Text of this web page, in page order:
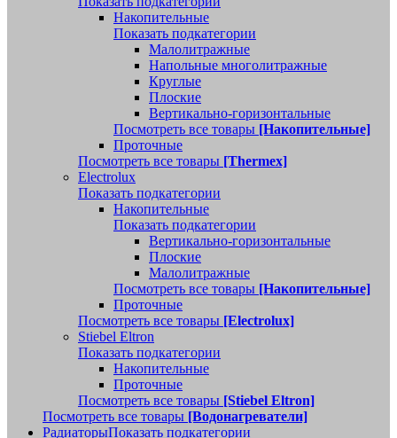
Накопительные
Показать подкатегории
Малолитражные
Напольные многолитражные
Круглые
Плоские
Вертикально-горизонтальные
Посмотреть все товары [Накопительные]
Проточные
Посмотреть все товары [Thermex]
Electrolux
Показать подкатегории
Накопительные
Показать подкатегории
Вертикально-горизонтальные
Плоские
Малолитражные
Посмотреть все товары [Накопительные]
Проточные
Посмотреть все товары [Electrolux]
Stiebel Eltron
Показать подкатегории
Накопительные
Проточные
Посмотреть все товары [Stiebel Eltron]
Посмотреть все товары [Водонагреватели]
РадиаторыПоказать подкатегории